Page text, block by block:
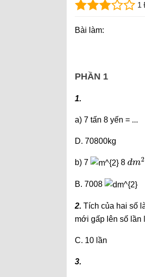
1
Bài làm:
PHẦN 1
1.
a) 7 tấn 8 yến = ...
D. 70800kg
b) 7 8
d 2
B. 7008
2. Tích của hai số
mới gấp lên số lần
C. 10 lần
3.